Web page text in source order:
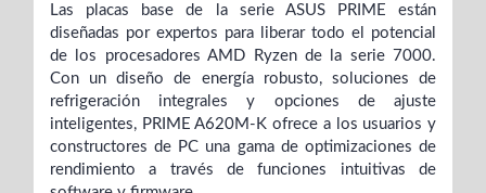
Las placas base de la serie ASUS PRIME están
diseñadas por expertos para liberar todo el potencial
de los procesadores AMD Ryzen de la serie 7000.
Con un diseño de energía robusto, soluciones de
refrigeración integrales y opciones de ajuste
inteligentes, PRIME A620M-K ofrece a los usuarios y
constructores de PC una gama de optimizaciones de
rendimiento a través de funciones intuitivas de